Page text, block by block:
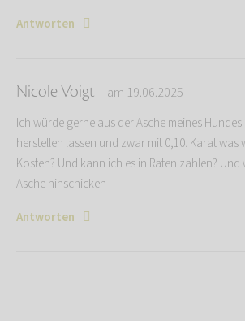
Antworten
Nicole Voigt am 19.06.2025
Ich würde gerne aus der Asche meines
herstellen lassen und zwar mit 0,10. Karat was
Kosten? Und kann ich es in Raten zahlen?
Asche hinschicken
Antworten